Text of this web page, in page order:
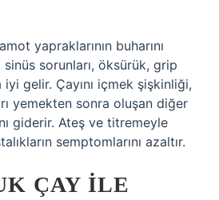
yapraklarının buharını
sinüs sorunları, öksürük, grip
iyi gelir. Çayını içmek şişkinliği,
yemekten sonra oluşan diğer
giderir. Ateş ve titremeyle
semptomlarını azaltır.
ÇAY ILE